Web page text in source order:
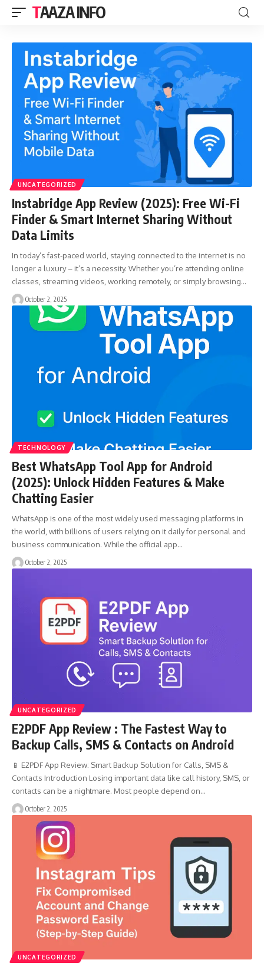
TAAZA INFO
UNCATEGORIZED
Instabridge App Review (2025): Free Wi-Fi
Finder & Smart Internet Sharing Without
Data Limits
In today’s fast-paced world, staying connected to the internet is no
longer a luxury – it’s a necessity. Whether you’re attending online
classes, streaming videos, working remotely, or simply browsing…
October 2, 2025
TECHNOLOGY
Best WhatsApp Tool App for Android
(2025): Unlock Hidden Features & Make
Chatting Easier
WhatsApp is one of the most widely used messaging platforms in
the world, with billions of users relying on it daily for personal and
business communication. While the official app…
October 2, 2025
UNCATEGORIZED
E2PDF App Review : The Fastest Way to
Backup Calls, SMS & Contacts on Android
📱 E2PDF App Review: Smart Backup Solution for Calls, SMS &
Contacts Introduction Losing important data like call history, SMS, or
contacts can be a nightmare. Most people depend on…
October 2, 2025
UNCATEGORIZED